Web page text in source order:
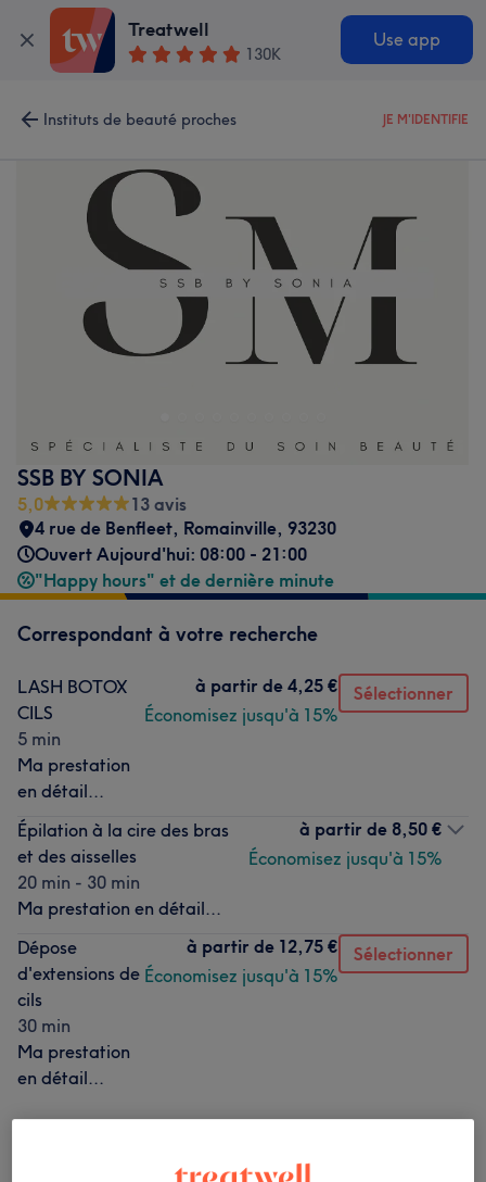
Treatwell
130K
Use app
Instituts de beauté proches JE M'IDENTIFIE
SSB BY SONIA
5,0
13 avis
4 rue de Benfleet, Romainville, 93230
Ouvert Aujourd'hui: 08:00 - 21:00
"Happy hours" et de dernière minute
Correspondant à votre recherche
LASH BOTOX
CILS
5 min
Ma prestation
en détail...
à partir de 4,25 €
Économisez jusqu'à 15%
Sélectionner
Épilation à la cire des bras
et des aisselles
20 min - 30 min
Ma prestation en détail...
à partir de 8,50 €
Économisez jusqu'à 15%
Dépose
d'extensions de
cils
30 min
Ma prestation
en détail...
à partir de 12,75 €
Économisez jusqu'à 15%
Sélectionner
Recherchez dans notre liste de prestations